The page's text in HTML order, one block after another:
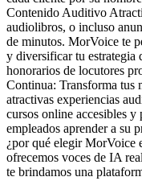
Contenido Auditivo
audiolibros, o incluso
de minutos. MorVoice te
y diversificar tu estrategia
honorarios de locutores
Continua: Transforma tus
atractivas experiencias
cursos online accesibles y
empleados aprender a su
¿por qué elegir MorVoice
ofrecemos voces de IA
te brindamos una